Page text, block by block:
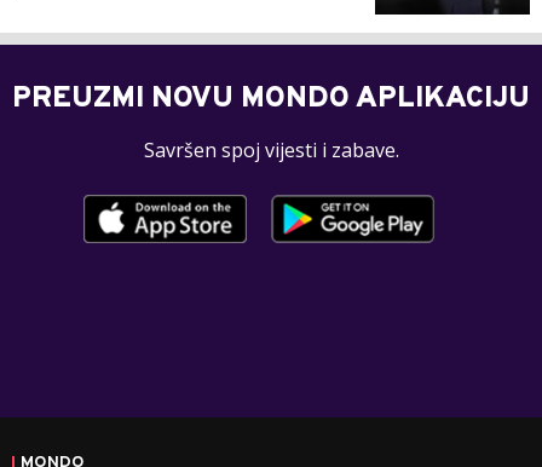
PREUZMI NOVU MONDO APLIKACIJU
Savršen spoj vijesti i zabave.
MONDO